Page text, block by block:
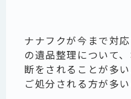
ナナフクが今まで対
の遺品整理について
断をされることが多
ご処分される方が多い